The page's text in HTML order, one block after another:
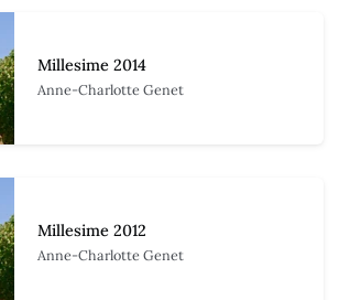
Millesime 2014
Anne-Charlotte Genet
Millesime 2012
Anne-Charlotte Genet